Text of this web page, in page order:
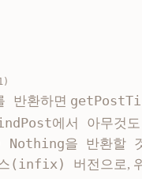
반환하면
에서 아무것
Nothing을 반환할
스(infix) 버전으로,